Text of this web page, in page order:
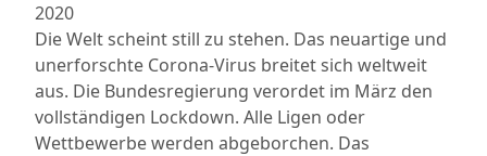
2020
Die Welt scheint still zu stehen. Das neuartige und
unerforschte Corona-Virus breitet sich weltweit
aus. Die Bundesregierung verordet im März den
vollständigen Lockdown. Alle Ligen oder
Wettbewerbe werden abgeborchen. Das